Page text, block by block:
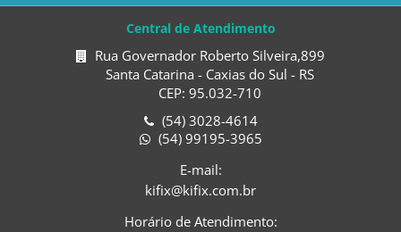
Central de Atendimento
Rua Governador Roberto Silveira,899
Santa Catarina - Caxias do Sul - RS
CEP: 95.032-710
(54) 3028-4614
(54) 99195-3965
E-mail:
kifix@kifix.com.br
Horário de Atendimento: